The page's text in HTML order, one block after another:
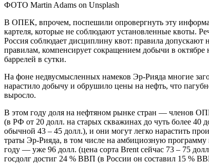
ФОТО Martin Adams on Unsplash
В ОПЕК, впрочем, поспешили опровергнуть эту
картеля, которые не соблюдают установленные квоты.
Россия соблюдает дисциплину квот: правила
правилам, компенсирует сокращением добычи в
баррелей в сутки.
На фоне недвусмысленных намеков Эр-Рияда многие
нарастило добычу и обрушило цены на нефть, что
выросло.
В этом году доля на нефтяном рынке стран — членов
(в РФ от 20 долл. на старых скважинах до чуть более
обычной 43 – 45 долл.), и они могут легко нарастить
траты Эр-Рияда, в том числе на амбициозную прог­рамму
году — уже 96 долл. (цена сор­та Brent сейчас 73 – 75
госдолг достиг 24 % ВВП (в России он составил 15